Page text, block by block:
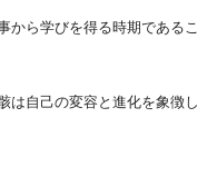
から学びを得る時期であるこ
は自己の変容と進化を象徴し